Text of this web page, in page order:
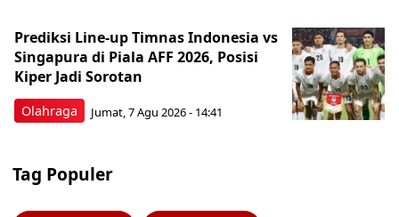
Olahraga
Prediksi Line-up Timnas Indonesia vs
Singapura di Piala AFF 2026, Posisi
Kiper Jadi Sorotan
Jumat, 7 Agu 2026 - 14:41
Tag Populer